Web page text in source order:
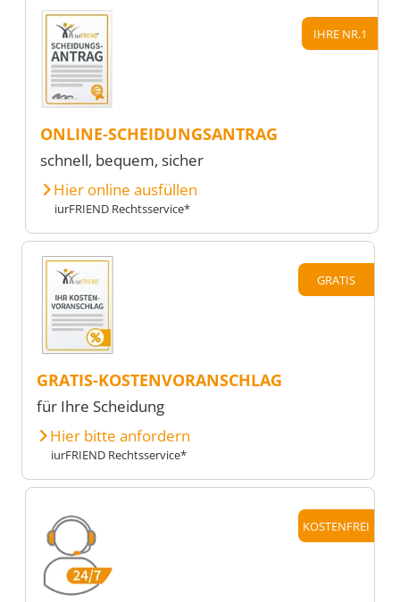
IHRE NR.1
ONLINE-SCHEIDUNGSANTRAG
schnell, bequem, sicher
Hier online ausfüllen
iurFRIEND Rechtsservice*
GRATIS
GRATIS-KOSTENVORANSCHLAG
für Ihre Scheidung
Hier bitte anfordern
iurFRIEND Rechtsservice*
KOSTENFREI